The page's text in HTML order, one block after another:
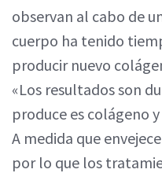
observan al cabo de
cuerpo ha tenido
producir nuevo
«Los resultados son
produce es colágeno
A medida que
por lo que los